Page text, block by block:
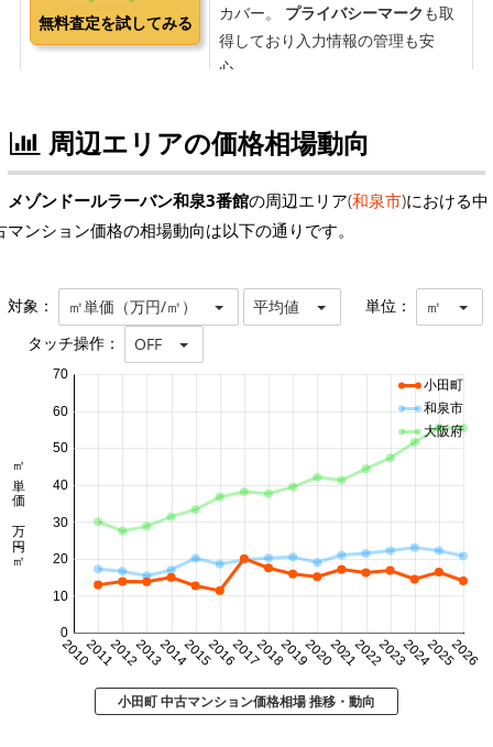
周辺エリアの価格相場動向
メゾンドールラーバン和泉3番館の周辺エリア(和泉市)における中
マンション価格の相場動向は以下の通りです。
対象： ㎡単価（万円/㎡） 平均値 単位： ㎡
タッチ操作： OFF
20102011201220132014201520162017201820192020202120222023202420252026
0
10
20
30
40
50
60
70
㎡単価 万円/㎡
小田町
和泉市
大阪府
小田町 中古マンション価格相場 推移・動向